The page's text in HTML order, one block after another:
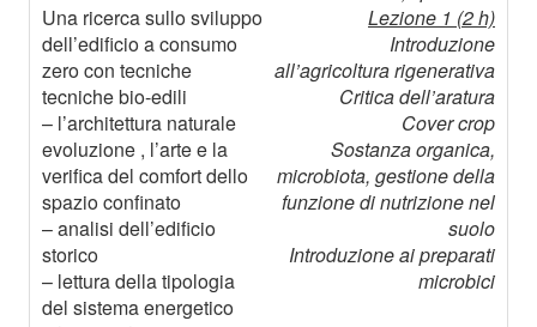
Lezione 1 (2 h)
Introduzione
all’agricoltura rigenerativa
Critica dell’aratura
Cover crop
Sostanza organica,
microbiota, gestione della
funzione di nutrizione nel
suolo
Introduzione ai preparati
microbici